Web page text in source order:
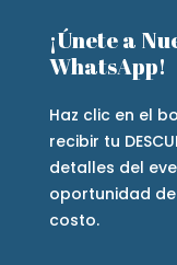
¡Únete a
WhatsApp!
Haz clic en el
recibir tu
detalles del
oportunidad
costo.